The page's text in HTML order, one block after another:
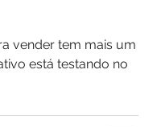
vender tem mais um
está testando no